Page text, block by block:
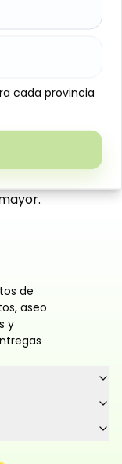
en 24
ideal para
con néctar
que lo
alta rotación.
para
puntos de
de
aseo
y
cada provincia
cada provincia